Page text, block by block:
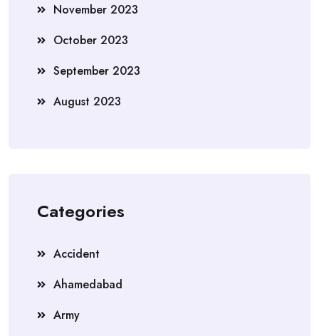
November 2023
October 2023
September 2023
August 2023
Categories
Accident
Ahamedabad
Army